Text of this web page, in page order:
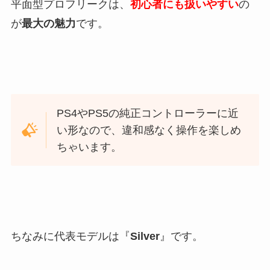
平面型プロフリークは、 初心者にも扱いやすいの
が最大の魅力です。
PS4やPS5の純正コントローラーに近
い形なので、違和感なく操作を楽しめ
ちゃいます。
ちなみに代表モデルは『Silver』です。